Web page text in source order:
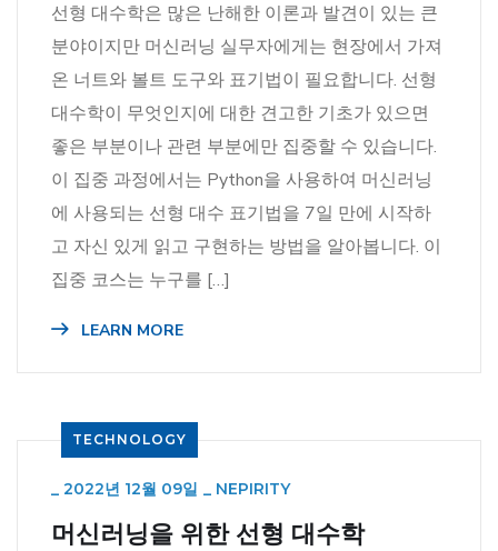
선형 대수학은 많은 난해한 이론과 발견이 있는 큰
분야이지만 머신러닝 실무자에게는 현장에서 가져
온 너트와 볼트 도구와 표기법이 필요합니다. 선형
대수학이 무엇인지에 대한 견고한 기초가 있으면
좋은 부분이나 관련 부분에만 집중할 수 있습니다.
이 집중 과정에서는 Python을 사용하여 머신러닝
에 사용되는 선형 대수 표기법을 7일 만에 시작하
고 자신 있게 읽고 구현하는 방법을 알아봅니다. 이
집중 코스는 누구를 […]
LEARN MORE
TECHNOLOGY
_ 2022년 12월 09일 _ NEPIRITY
머신러닝을 위한 선형 대수학